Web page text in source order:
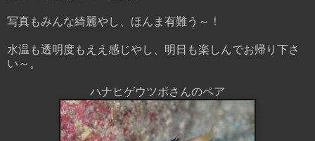
写真もみんな綺麗やし、ほんま有難う～！
水温も透明度もええ感じやし、明日も楽しんでお帰り下さ
い～。
ハナヒゲウツボさんのペア